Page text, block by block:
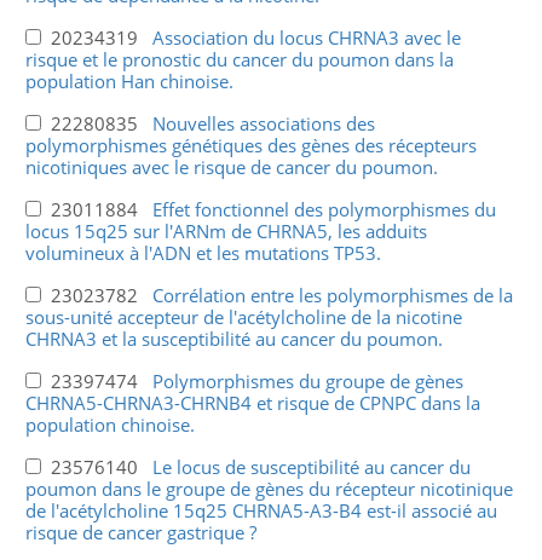
20234319 Association du locus CHRNA3 avec le
risque et le pronostic du cancer du poumon dans la
population Han chinoise.
22280835 Nouvelles associations des
polymorphismes génétiques des gènes des récepteurs
nicotiniques avec le risque de cancer du poumon.
23011884 Effet fonctionnel des polymorphismes du
locus 15q25 sur l'ARNm de CHRNA5, les adduits
volumineux à l'ADN et les mutations TP53.
23023782 Corrélation entre les polymorphismes de la
sous-unité accepteur de l'acétylcholine de la nicotine
CHRNA3 et la susceptibilité au cancer du poumon.
23397474 Polymorphismes du groupe de gènes
CHRNA5-CHRNA3-CHRNB4 et risque de CPNPC dans la
population chinoise.
23576140 Le locus de susceptibilité au cancer du
poumon dans le groupe de gènes du récepteur nicotinique
de l'acétylcholine 15q25 CHRNA5-A3-B4 est-il associé au
risque de cancer gastrique ?